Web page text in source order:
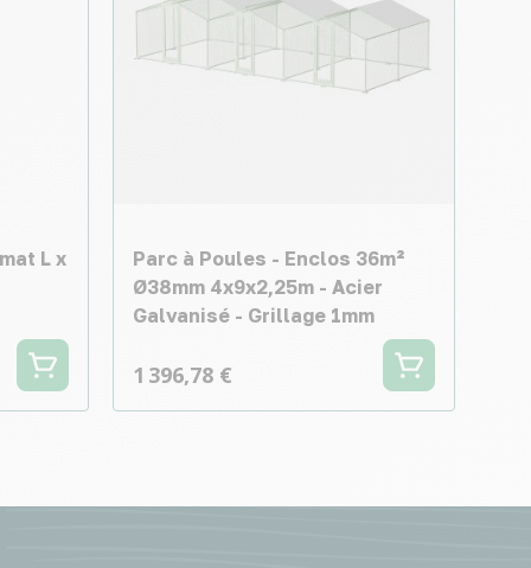
L x
Parc à Poules - Enclos 36m²
Ø38mm 4x9x2,25m - Acier
Galvanisé - Grillage 1mm
1 396,78 €